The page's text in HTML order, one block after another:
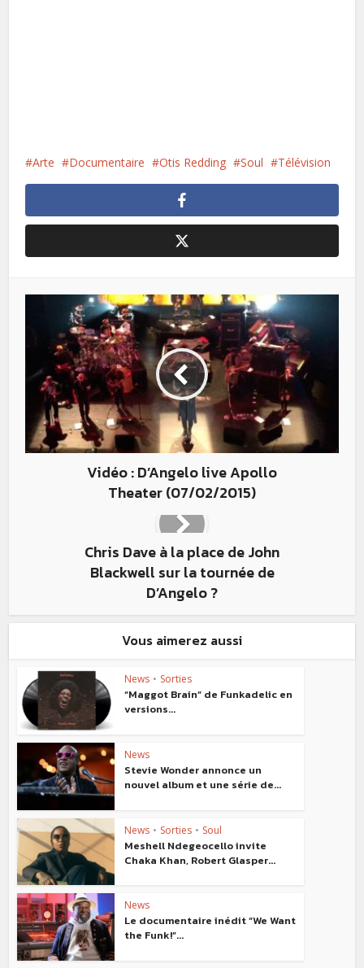
Arte Documentaire Otis Redding Soul Télévision
Vidéo : D’Angelo live Apollo
Theater (07/02/2015)
Chris Dave à la place de John
Blackwell sur la tournée de
D’Angelo ?
Vous aimerez aussi
News • Sorties
“Maggot Brain” de Funkadelic en
versions...
News
Stevie Wonder annonce un
nouvel album et une série de...
News • Sorties • Soul
Meshell Ndegeocello invite
Chaka Khan, Robert Glasper...
News
Le documentaire inédit “We Want
the Funk!”...